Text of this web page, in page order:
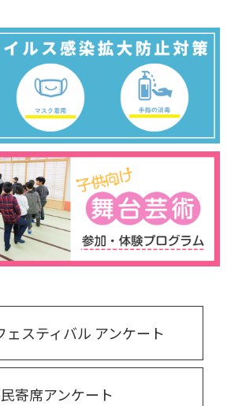
ェスティバル アンケート
寄席アンケート